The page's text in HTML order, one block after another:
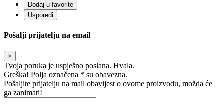
Dodaj u favorite
Usporedi
Pošalji prijatelju na email
×
Tvoja poruka je uspješno poslana. Hvala.
Greška! Polja označena * su obavezna.
Pošaljite prijatelju na mail obavijest o ovome proizvodu, možda će
ga zanimati!